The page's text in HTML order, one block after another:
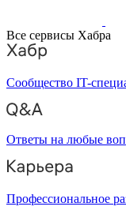
Все сервисы Хабра
Сообщество IT-
Ответы на любые
Профессиональное